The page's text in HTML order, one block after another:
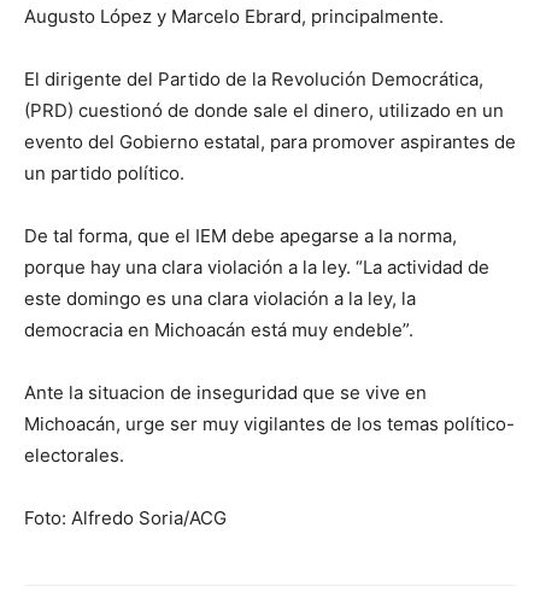
Augusto López y Marcelo Ebrard, principalmente.
El dirigente del Partido de la Revolución Democrática,
(PRD) cuestionó de donde sale el dinero, utilizado en un
evento del Gobierno estatal, para promover aspirantes de
un partido político.
De tal forma, que el IEM debe apegarse a la norma,
porque hay una clara violación a la ley. “La actividad de
este domingo es una clara violación a la ley, la
democracia en Michoacán está muy endeble”.
Ante la situacion de inseguridad que se vive en
Michoacán, urge ser muy vigilantes de los temas político-
electorales.
Foto: Alfredo Soria/ACG